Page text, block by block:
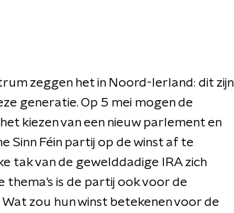
zeggen het in Noord-Ierland: dit zijn
generatie. Op 5 mei mogen de
kiezen van een nieuw parlement en
Sinn Féin partij op de winst af te
tak van de gewelddadige IRA zich
thema's is de partij ook voor de
zou hun winst betekenen voor de